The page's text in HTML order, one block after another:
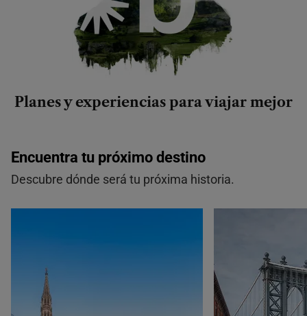
Planes y experiencias para viajar mejor
Encuentra tu próximo destino
Descubre dónde será tu próxima historia.